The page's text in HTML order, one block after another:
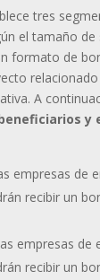
tres
el tamaño de
formato de
A
y
empresas de
recibir un
empresas de
recibir un